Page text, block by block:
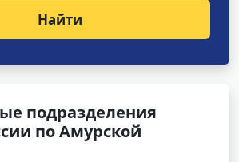
Найти
подразделения
по Амурской